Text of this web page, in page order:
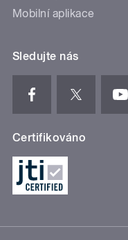
Mobilní aplikace
Sledujte nás
Certifikováno